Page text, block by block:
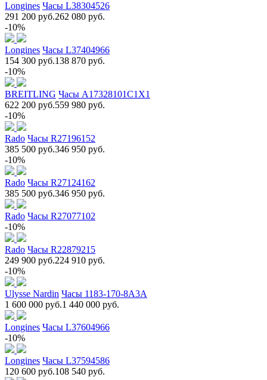
Longines Часы L38304526
291 200 руб.262 080 руб.
-10%
Longines Часы L37404966
154 300 руб.138 870 руб.
-10%
BREITLING Часы A17328101C1X1
622 200 руб.559 980 руб.
-10%
Rado Часы R27196152
385 500 руб.346 950 руб.
-10%
Rado Часы R27124162
385 500 руб.346 950 руб.
Rado Часы R27077102
-10%
Rado Часы R22879215
249 900 руб.224 910 руб.
-10%
Ulysse Nardin Часы 1183-170-8A3A
1 600 000 руб.1 440 000 руб.
Longines Часы L37604966
-10%
Longines Часы L37594586
120 600 руб.108 540 руб.